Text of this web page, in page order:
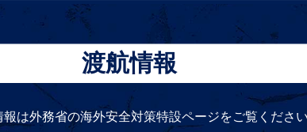
渡航情報
は外務省の海外安全対策特設ページをご覧くださ